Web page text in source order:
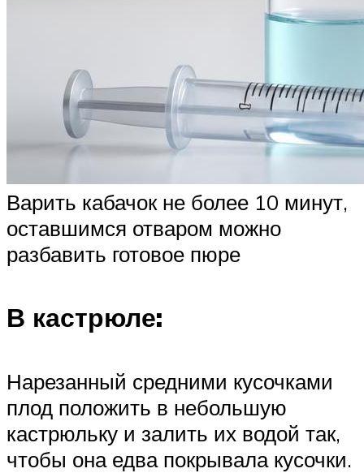
Варить кабачок не более 10 минут,
оставшимся отваром можно
разбавить готовое пюре
В кастрюле:
Нарезанный средними кусочками
плод положить в небольшую
кастрюльку и залить их водой так,
чтобы она едва покрывала кусочки.